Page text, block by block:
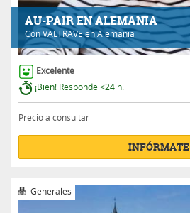
AU-PAIR EN ALEMANIA
ConVALTRAVEen Alemania
Excelente
¡Bien! Responde <24 h.
Precio a consultar
INFÓRMATE
Generales